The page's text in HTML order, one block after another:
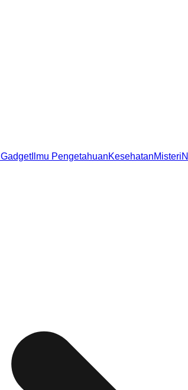
GadgetIlmu PengetahuanKesehatanMisteri